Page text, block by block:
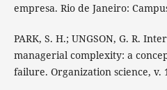
empresa. Rio de Janeiro:
PARK, S. H.; UNGSON, G. R.
managerial complexity: a
failure. Organization science, v.